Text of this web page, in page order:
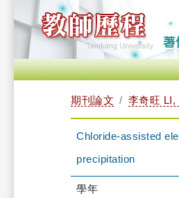
期刊論文 李奇旺 LI,
Chloride-assisted
precipitation
學年